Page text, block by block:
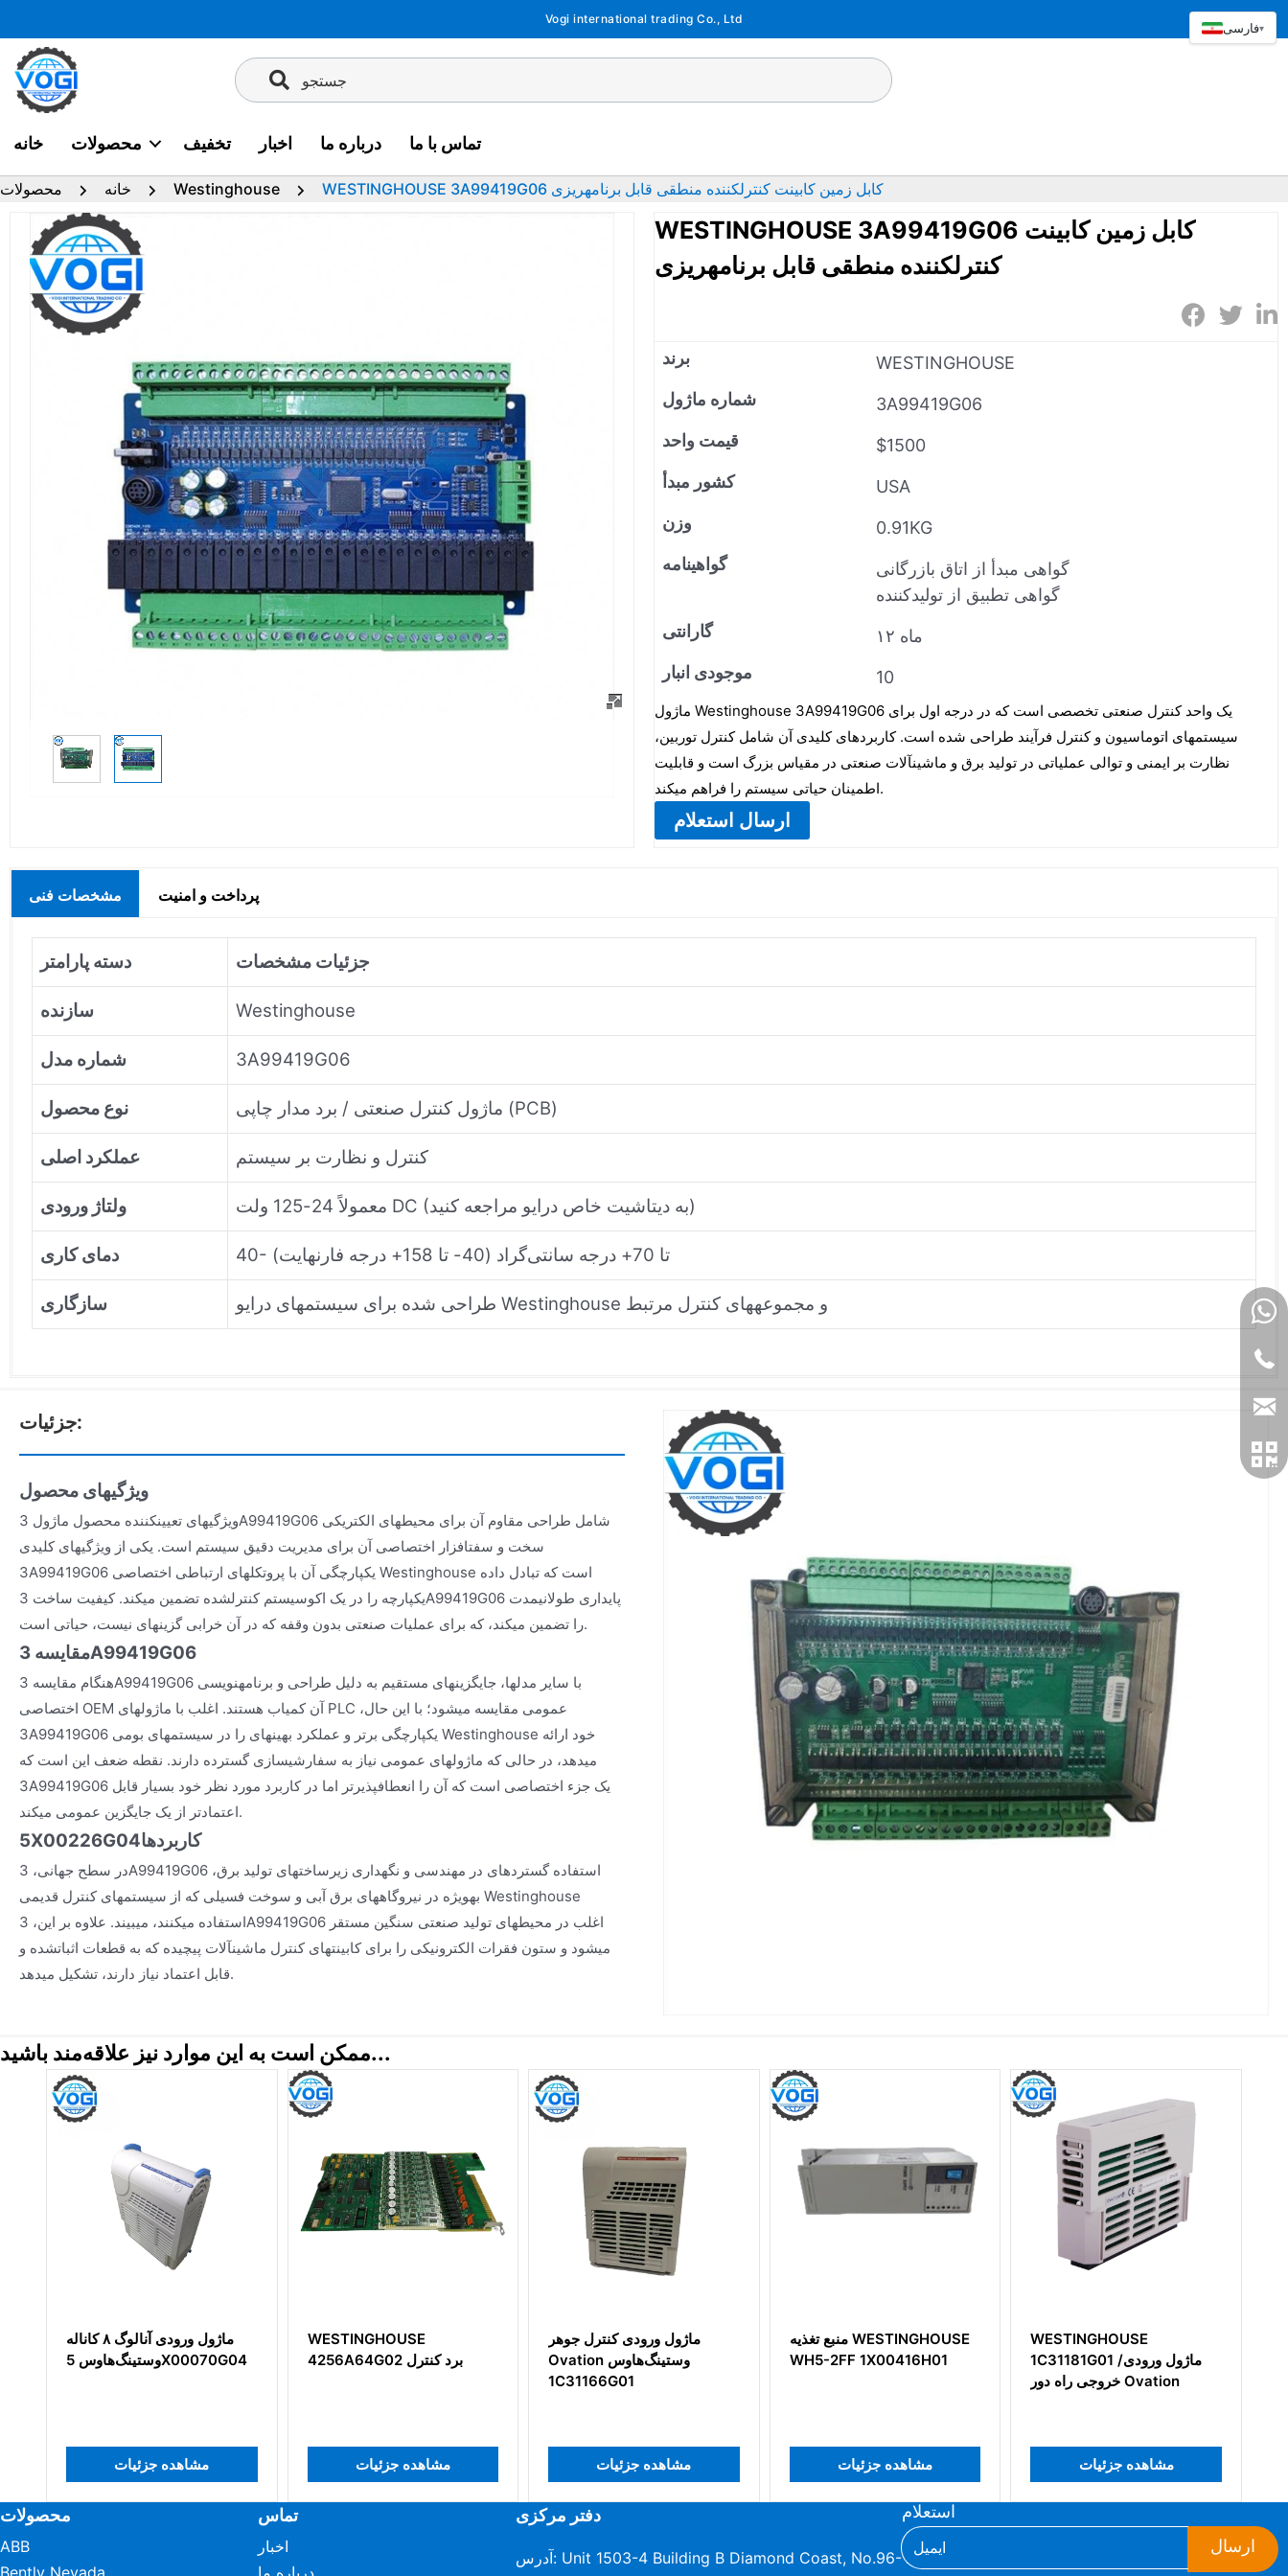
به
محتوا
Vogi international trading Co., Ltd
جستجو
خانه محصولات تخفیف اخبار درباره ما تماس با ما
خانه محصولات Westinghouse WESTINGHOUSE 3A99419G06 کابل زمین کابینت کنترلکننده منطقی قابل برنامهریزی
WESTINGHOUSE 3A99419G06 کابل زمین کابینت
کنترلکننده منطقی قابل برنامهریزی
برند
WESTINGHOUSE
شماره ماژول
3A99419G06
قیمت واحد
$1500
کشور مبدأ
USA
وزن
0.91KG
گواهینامه
گواهی مبدأ از اتاق بازرگانی
گواهی تطبیق از تولیدکننده
گارانتی
۱۲ ماه
موجودی انبار
10
ماژول Westinghouse 3A99419G06 یک واحد کنترل صنعتی تخصصی است که در درجه اول برای
سیستمهای اتوماسیون و کنترل فرآیند طراحی شده است. کاربردهای کلیدی آن شامل کنترل توربین،
نظارت بر ایمنی و توالی عملیاتی در تولید برق و ماشینآلات صنعتی در مقیاس بزرگ است و قابلیت
اطمینان حیاتی سیستم را فراهم میکند.
ارسال استعلام
مشخصات فنی پرداخت و امنیت
دسته پارامتر جزئیات مشخصات
سازنده Westinghouse
شماره مدل 3A99419G06
نوع محصول ماژول کنترل صنعتی / برد مدار چاپی (PCB)
عملکرد اصلی کنترل و نظارت بر سیستم
ولتاژ ورودی معمولاً 24-125 ولت DC (به دیتاشیت خاص درایو مراجعه کنید)
دمای کاری 40- تا 70+ درجه سانتی‌گراد (40- تا 158+ درجه فارنهایت)
سازگاری طراحی شده برای سیستمهای درایو Westinghouse و مجموعههای کنترل مرتبط
جزئیات:
ویژگیهای محصول
ویژگیهای تعیینکننده محصول ماژول 3A99419G06 شامل طراحی مقاوم آن برای محیطهای الکتریکی
سخت و سفتافزار اختصاصی آن برای مدیریت دقیق سیستم است. یکی از ویژگیهای کلیدی
3A99419G06 یکپارچگی آن با پروتکلهای ارتباطی اختصاصی Westinghouse است که تبادل داده
یکپارچه را در یک اکوسیستم کنترلشده تضمین میکند. کیفیت ساخت 3A99419G06 پایداری طولانیمدت
را تضمین میکند، که برای عملیات صنعتی بدون وقفه که در آن خرابی گزینهای نیست، حیاتی است.
مقایسه 3A99419G06
هنگام مقایسه 3A99419G06 با سایر مدلها، جایگزینهای مستقیم به دلیل طراحی و برنامهنویسی
اختصاصی OEM آن کمیاب هستند. اغلب با ماژولهای PLC عمومی مقایسه میشود؛ با این حال،
3A99419G06 یکپارچگی برتر و عملکرد بهینهای را در سیستمهای بومی Westinghouse خود ارائه
میدهد، در حالی که ماژولهای عمومی نیاز به سفارشیسازی گسترده دارند. نقطه ضعف این است که
3A99419G06 یک جزء اختصاصی است که آن را انعطافپذیرتر اما در کاربرد مورد نظر خود بسیار قابل
اعتمادتر از یک جایگزین عمومی میکند.
5X00226G04کاربردها
در سطح جهانی، 3A99419G06 استفاده گستردهای در مهندسی و نگهداری زیرساختهای تولید برق،
بهویژه در نیروگاههای برق آبی و سوخت فسیلی که از سیستمهای کنترل قدیمی Westinghouse
استفاده میکنند، میبیند. علاوه بر این، 3A99419G06 اغلب در محیطهای تولید صنعتی سنگین مستقر
میشود و ستون فقرات الکترونیکی را برای کابینتهای کنترل ماشینآلات پیچیده که به قطعات اثباتشده و
قابل اعتماد نیاز دارند، تشکیل میدهد.
ممکن است به این موارد نیز علاقه‌مند باشید...
وستینگ‌هاوس 5X00070G04
مشاهده جزئیات
WESTINGHOUSE
4256A64G02 برد کنترل
مشاهده جزئیات
ماژول ورودی کنترل جوهر
Ovation وستینگ‌هاوس
1C31166G01
مشاهده جزئیات
منبع تغذیه WESTINGHOUSE
WH5-2FF 1X00416H01
مشاهده جزئیات
WESTINGHOUSE
1C31181G01 ماژول ورودی/
خروجی راه دور Ovation
مشاهده جزئیات
محصولات
ABB
Bently Nevada
تماس
اخبار
درباره ما
دفتر مرکزی
آدرس: Unit 1503-4 Building B Diamond Coast, No.96-
استعلام
ارسال
فارسی▾